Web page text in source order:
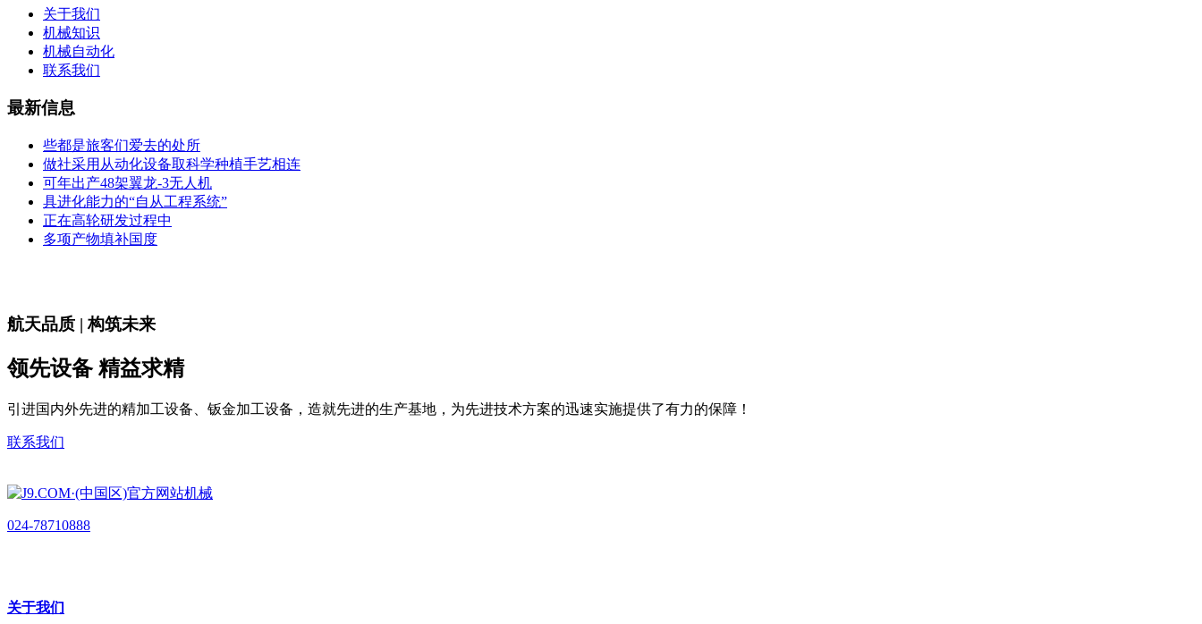
关于我们
机械知识
机械自动化
联系我们
最新信息
些都是旅客们爱去的处所
做社采用从动化设备取科学种植手艺相连
可年出产48架翼龙-3无人机
具进化能力的“自从工程系统”
正在高轮研发过程中
多项产物填补国度
航天品质 | 构筑未来
领先设备 精益求精
引进国内外先进的精加工设备、钣金加工设备，造就先进的生产基地，为先进技术方案的迅速实施提供了有力的保障！
联系我们
024-78710888
关于我们